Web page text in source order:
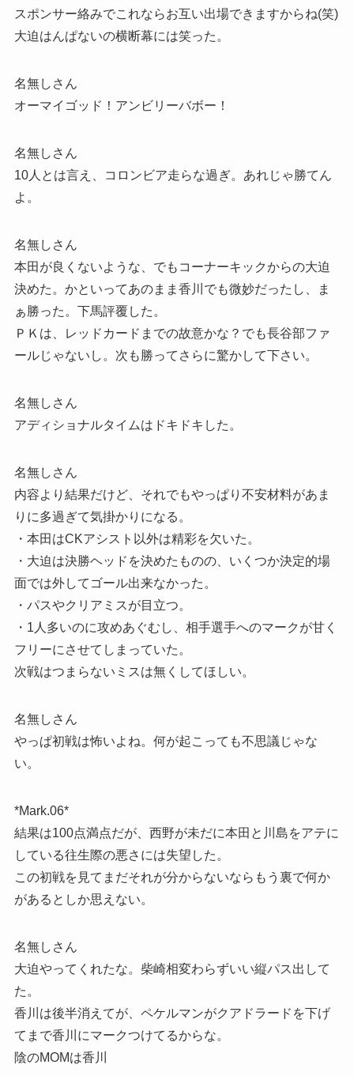
スポンサー絡みでこれならお互い出場できますからね(笑)
大迫はんぱないの横断幕には笑った。
名無しさん
オーマイゴッド！アンビリーバボー！
名無しさん
10人とは言え、コロンビア走らな過ぎ。あれじゃ勝てん
よ。
名無しさん
本田が良くないような、でもコーナーキックからの大迫
決めた。かといってあのまま香川でも微妙だったし、ま
ぁ勝った。下馬評覆した。
ＰＫは、レッドカードまでの故意かな？でも長谷部ファ
ールじゃないし。次も勝ってさらに驚かして下さい。
名無しさん
アディショナルタイムはドキドキした。
名無しさん
内容より結果だけど、それでもやっぱり不安材料があま
りに多過ぎて気掛かりになる。
・本田はCKアシスト以外は精彩を欠いた。
・大迫は決勝ヘッドを決めたものの、いくつか決定的場
面では外してゴール出来なかった。
・パスやクリアミスが目立つ。
・1人多いのに攻めあぐむし、相手選手へのマークが甘く
フリーにさせてしまっていた。
次戦はつまらないミスは無くしてほしい。
名無しさん
やっぱ初戦は怖いよね。何が起こっても不思議じゃな
い。
*Mark.06*
結果は100点満点だが、西野が未だに本田と川島をアテに
している往生際の悪さには失望した。
この初戦を見てまだそれが分からないならもう裏で何か
があるとしか思えない。
名無しさん
大迫やってくれたな。柴崎相変わらずいい縦パス出して
た。
香川は後半消えてが、ペケルマンがクアドラードを下げ
てまで香川にマークつけてるからな。
陰のMOMは香川